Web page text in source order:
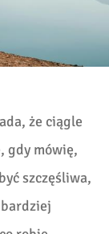
że ciągle
gdy mówię,
szczęśliwa,